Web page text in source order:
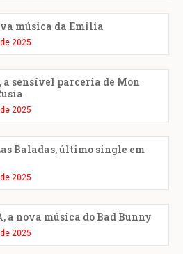
música da Emilia
2025
a sensível parceria de Mon
2025
Baladas, último single em
2025
a nova música do Bad Bunny
2025